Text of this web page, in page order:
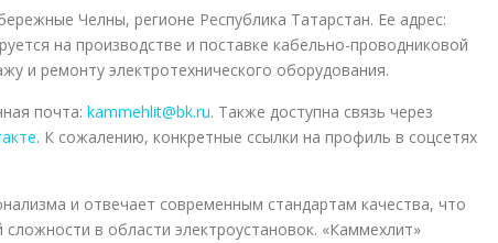
Челны, регионе Республика Татарстан. Ее адрес:
на производстве и поставке кабельно-проводниковой
и ремонту электротехнического оборудования.
почта: kammehlit@bk.ru. Также доступна связь через
. К сожалению, конкретные ссылки на профиль в соцсетях
и отвечает современным стандартам качества, что
в области электроустановок. «Каммехлит»